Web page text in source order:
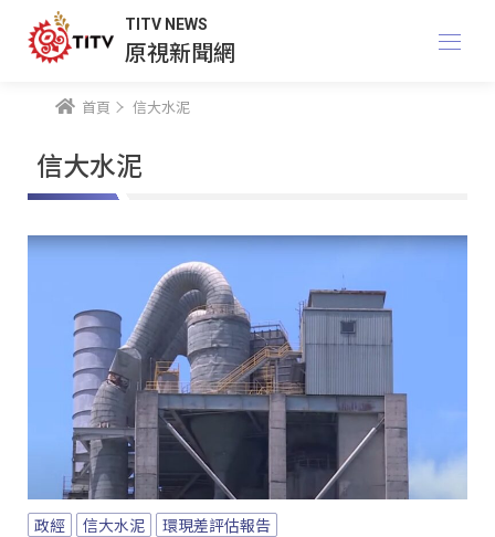
TITV NEWS
原視新聞網
首頁 信大水泥
信大水泥
政經 信大水泥 環現差評估報告